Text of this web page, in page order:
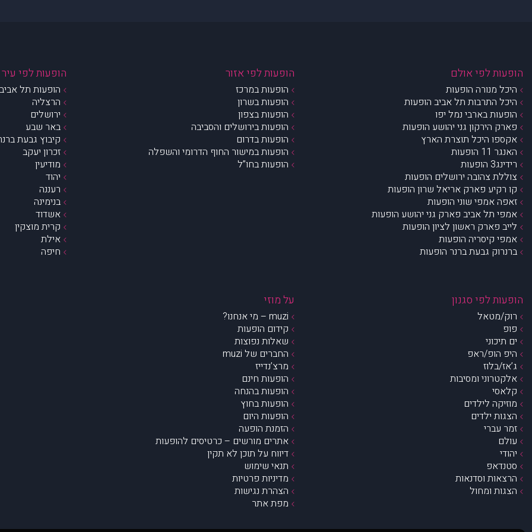
הופעות לפי אולם
היכל מנורה הופעות
היכל התרבות תל אביב הופעות
הופעות בארבי נמל יפו
פארק הירקון גני יהושע הופעות
אקספו היכל תוצרת הארץ
האנגר 11 הופעות
רידינג3 הופעות
צוללת צהובה ירושלים הופעות
קו רקיע פארק אריאל שרון הופעות
זאפה אמפי שוני הופעות
אמפי תל אביב פארק גני יהושע הופעות
לייב פארק ראשון לציון הופעות
אמפי קיסריה הופעות
ברנרוק גבעת ברנר הופעות
הופעות לפי אזור
הופעות במרכז
הופעות בשרון
הופעות בצפון
הופעות בירושלים והסביבה
הופעות בדרום
הופעות במישור החוף הדרומי והשפלה
הופעות בחו”ל
הופעות לפי עיר
הופעות תל
הרצליה
ירושלים
באר שבע
קיבוץ גבעת
זכרון יעקב
מודיעין
יהוד
רעננה
בנימינה
אשדוד
קרית מוצקין
אילת
חיפה
הופעות לפי סגנון
רוק/מטאל
פופ
ים תיכוני
היפ הופ/ראפ
ג’אז/בלוז
אלקטרוני ומסיבות
קלאסי
מוזיקה לילדים
הצגות ילדים
זמר עברי
עולם
יהודי
סטנדאפ
הרצאות וסדנאות
הצגות ומחול
על מוזי
muzi – מי אנחנו?
קידום הופעות
שאלות נפוצות
החברים של muzi
מרצ’נדייז
הופעות חינם
הופעות בהנחה
הופעות בחוץ
הופעות היום
הזמנת הופעה
אתרים מורשים – כרטיסים להופעות
דיווח על תוכן לא תקין
תנאי שימוש
מדיניות פרטיות
הצהרת נגישות
מפת אתר